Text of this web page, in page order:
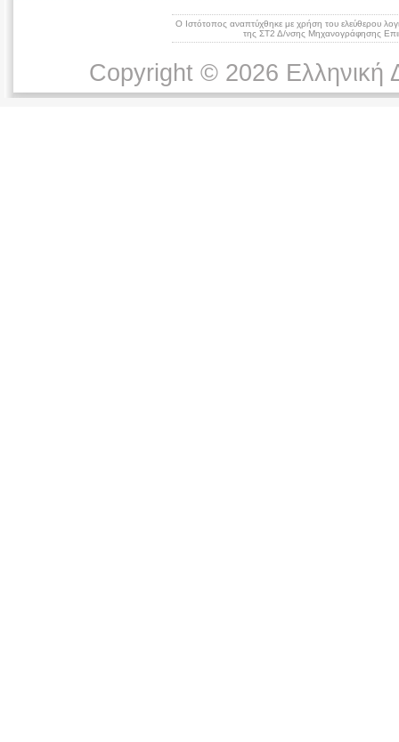
Ο Ιστότοπος αναπτύχθηκε με χρήση του ελεύθερου
της ΣΤ2 Δ/νσης Μηχανογράφησης
Copyright © 2026